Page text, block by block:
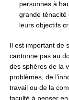
personnes à
grande ténacité
leurs objectifs
Il est important de
cantonne pas au
des sphères de la
problèmes, de
travail ou de la
faculté à penser